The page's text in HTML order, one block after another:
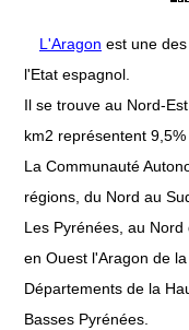
L'Aragon est une
l'Etat espagnol.
Il se trouve au Nord-
km2 représentent
La Communauté
régions, du Nord au
Les Pyrénées, au
en Ouest l'Aragon de
Départements de la
Basses Pyrénées.